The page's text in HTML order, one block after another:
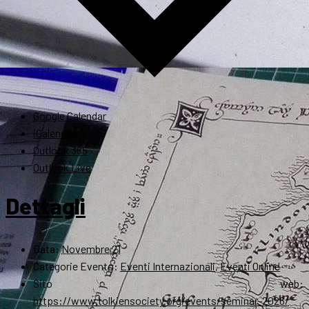
Google Calendar
iCalendar
Outlook 365
Outlook Live
Dettagli
Data:Novembre 21
Categorie Evento: Eventi Internazionali,Eventi Online
Sito web:
https://www.tolkiensociety.org/events/seminar-2026/